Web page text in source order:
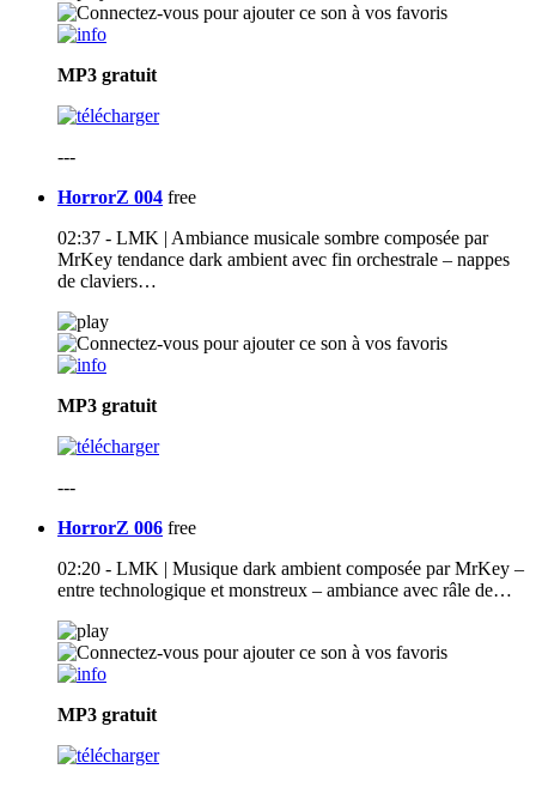
MP3 gratuit
---
HorrorZ 004 free
02:37 - LMK | Ambiance musicale sombre composée par
MrKey tendance dark ambient avec fin orchestrale – nappes
de claviers…
MP3 gratuit
---
HorrorZ 006 free
02:20 - LMK | Musique dark ambient composée par MrKey –
entre technologique et monstreux – ambiance avec râle de…
MP3 gratuit